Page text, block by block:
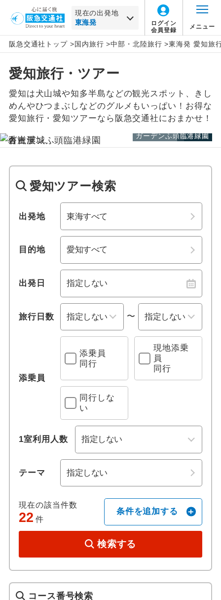
現在の出発地
ログイン
会員登録
メニュー
阪急交通社トップ >国内旅行 >中部・北陸旅行 >東海発 愛知旅
愛知旅行・ツアー
愛知は犬山城や知多半島などの観光スポット、きし
めんやひつまぶしなどのグルメもいっぱい！お得な
愛知旅行・愛知ツアーなら阪急交通社におまかせ！
香嵐渓
名古屋城
ガーデンふ頭臨港緑園
愛知ツアー検索
出発地
目的地
出発日
旅行日数 〜
添乗員
添乗員
同行
現地添乗
員
同行
同行しな
い
1室利用人数
テーマ
現在の該当件数
22 件
条件を追加する
検索する
北海道
東北
関東・甲信越
北陸
東海すべて
岐阜県
三重県
関西
中国
東海
東海すべて
愛知県
旅行タイプ
家族旅行
出張
卒業旅行
ハネムーン
1名参加可能
おひとり様参加限定
乗り物
レンタカー付き
グリーン車利用
クルーズ旅行
フェリー
歴史
寺社・札所めぐり
音楽・コンサート
この月をすべて選択
年月
日 月 火 水 木 金 土
この月をすべて選択
年月
日 月 水
一覧から選択 地図から選択
ホテルランクで絞り込む
すべて Sランク Aランク Bランク Cランク
ホテル名で絞り込む
絞り込む
トラピックス
クリスタルハート
フレンドツアー
その他
催行確定
1名催行
2名催行
コース番号検索